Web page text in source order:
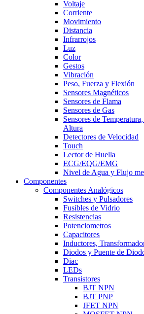
Voltaje
Corriente
Movimiento
Distancia
Infrarrojos
Luz
Color
Gestos
Vibración
Peso, Fuerza y Flexión
Sensores Magnéticos
Sensores de Flama
Sensores de Gas
Sensores de
Altura
Detectores de Velocidad
Touch
Lector de Huella
ECG/EQG/EMG
Nivel de Agua y Flujo
Componentes
Componentes Analógicos
Switches y Pulsadores
Fusibles de Vidrio
Resistencias
Potenciometros
Capacitores
Inductores,
Diodos y Puente de
Diac
LEDs
Transistores
BJT NPN
BJT PNP
JFET NPN